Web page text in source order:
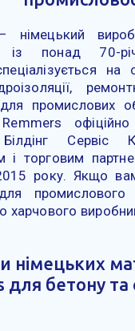
німецький
із понад 70-
на
промислових
Remmers
Білдінг
і торговим
року. Якщо вам
промислового
харчового
німецьких
для бетону